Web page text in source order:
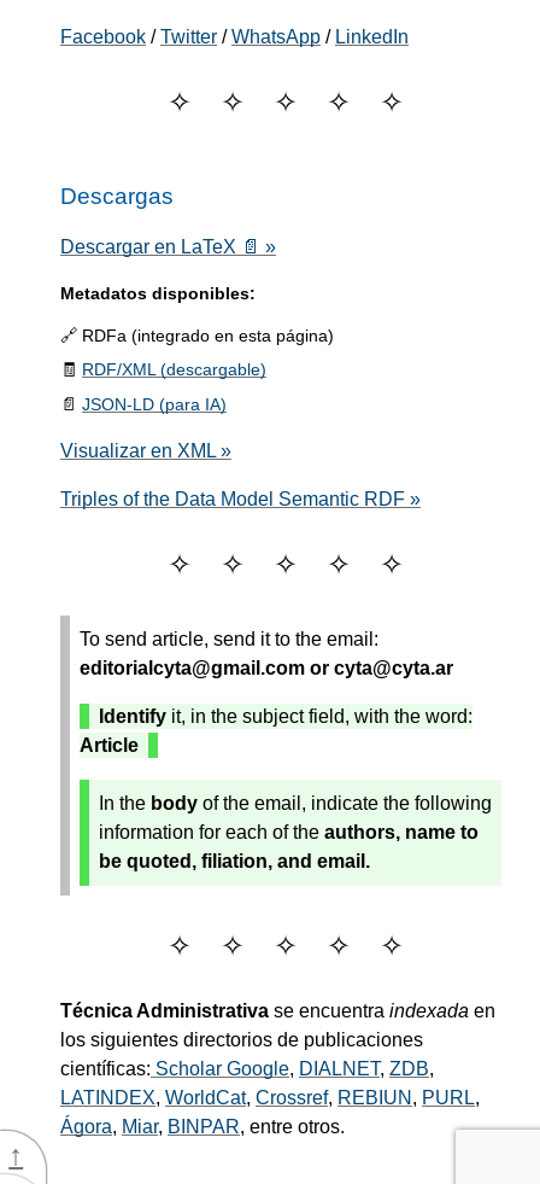
↑
Facebook /Twitter /WhatsApp / LinkedIn
Descargas
Descargar en LaTeX 📄 »
Metadatos disponibles:
🔗 RDFa (integrado en esta página)
🧾 RDF/XML (descargable)
📄 JSON-LD (para IA)
Visualizar en XML »
Triples of the Data Model Semantic RDF »
To send article, send it to the email:
editorialcyta@gmail.com or cyta@cyta.ar
Identify it, in the subject field, with the word:
Article
In the body of the email, indicate the following
information for each of the authors, name to
be quoted, filiation, and email.
Técnica Administrativa se encuentra indexada en
los siguientes directorios de publicaciones
científicas: Scholar Google, DIALNET, ZDB,
LATINDEX, WorldCat, Crossref, REBIUN , PURL,
Ágora, Miar, BINPAR, entre otros.